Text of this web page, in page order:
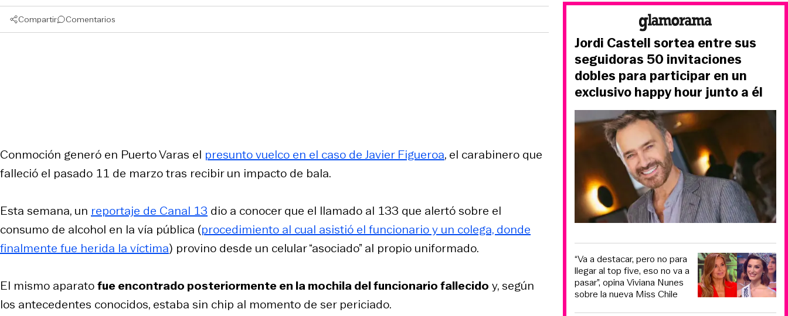
Compartir Comentarios
Conmoción generó en Puerto Varas el presunto vuelco en el caso de Javier Figueroa, el carabinero que
falleció el pasado 11 de marzo tras recibir un impacto de bala.
Esta semana, un reportaje de Canal 13 dio a conocer que el llamado al 133 que alertó sobre el
consumo de alcohol en la vía pública (procedimiento al cual asistió el funcionario y un colega, donde
finalmente fue herida la víctima) provino desde un celular “asociado” al propio uniformado.
El mismo aparatofue encontrado posteriormente en la mochila del funcionario fallecido y, según
los antecedentes conocidos, estaba sin chip al momento de ser periciado.
Jordi Castell sortea entre sus
seguidoras 50 invitaciones
dobles para participar en un
exclusivo happy hour junto a él
“Va a destacar, pero no para
llegar al top five, eso no va a
pasar”, opina Viviana Nunes
sobre la nueva Miss Chile